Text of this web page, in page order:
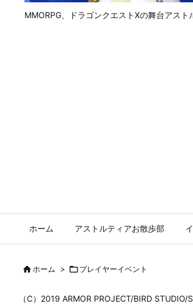
MMORPG、ドラゴンクエストⅩの舞台アス
ホーム アストルティアお散歩部
ホーム > プレイヤーイベント
（C）2019 ARMOR PROJECT/BIRD